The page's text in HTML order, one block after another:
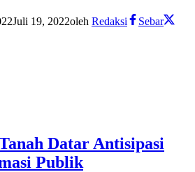
Juli 19, 2022oleh Redaksi
Sebar
Datar Antisipasi
Publik